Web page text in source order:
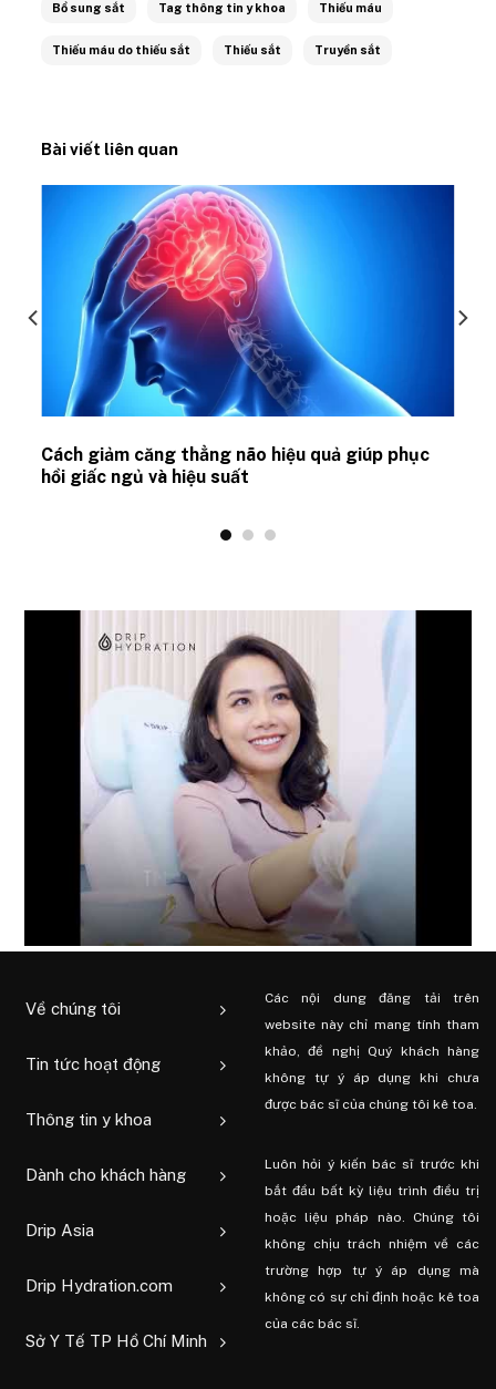
Bổ sung sắt Tag thông tin y khoa Thiếu máu
Thiếu máu do thiếu sắt Thiếu sắt Truyền sắt
Bài viết liên quan
Cách giảm căng thẳng não hiệu quả giúp phục
hồi giấc ngủ và hiệu suất
Về chúng tôi
Tin tức hoạt động
Thông tin y khoa
Dành cho khách hàng
Drip Asia
Drip Hydration.com
Sở Y Tế TP Hồ Chí Minh
Các nội dung đăng tải trên
website này chỉ mang tính tham
khảo, đề nghị Quý khách hàng
không tự ý áp dụng khi chưa
được bác sĩ của chúng tôi kê toa.
Luôn hỏi ý kiến ​​bác sĩ trước khi
bắt đầu bất kỳ liệu trình điều trị
hoặc liệu pháp nào. Chúng tôi
không chịu trách nhiệm về các
trường hợp tự ý áp dụng mà
không có sự chỉ định hoặc kê toa
của các bác sĩ.